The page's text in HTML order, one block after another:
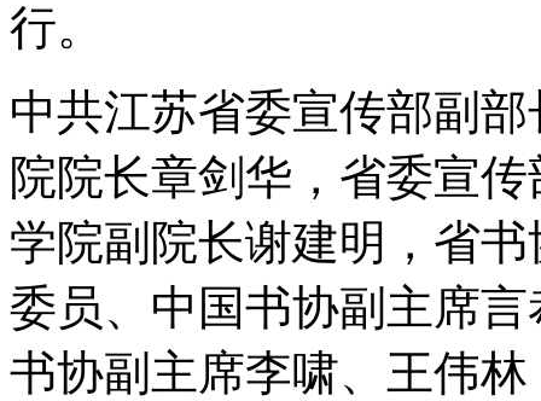
行。
中共江苏省委宣传部副
院院长章剑华，省委宣
学院副院长谢建明，省
委员、中国书协副主席
书协副主席李啸、王伟